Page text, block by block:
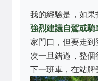
我的經驗是，如果
強烈建議自駕或騎
家門口，但要走
次一旦錯過，整
下一班車，在站牌